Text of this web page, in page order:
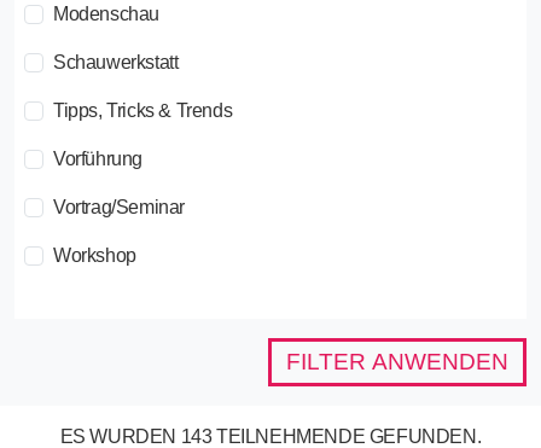
Modenschau
Schauwerkstatt
Tipps, Tricks & Trends
Vorführung
Vortrag/Seminar
Workshop
FILTER ANWENDEN
ES WURDEN 143 TEILNEHMENDE GEFUNDEN.